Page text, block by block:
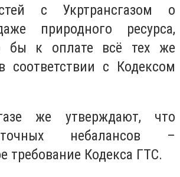
с Укртрансгазом о
природного ресурса,
бы к оплате всё тех же
соответствии с Кодексом
же утверждают, что
небалансов –
требование Кодекса ГТС.